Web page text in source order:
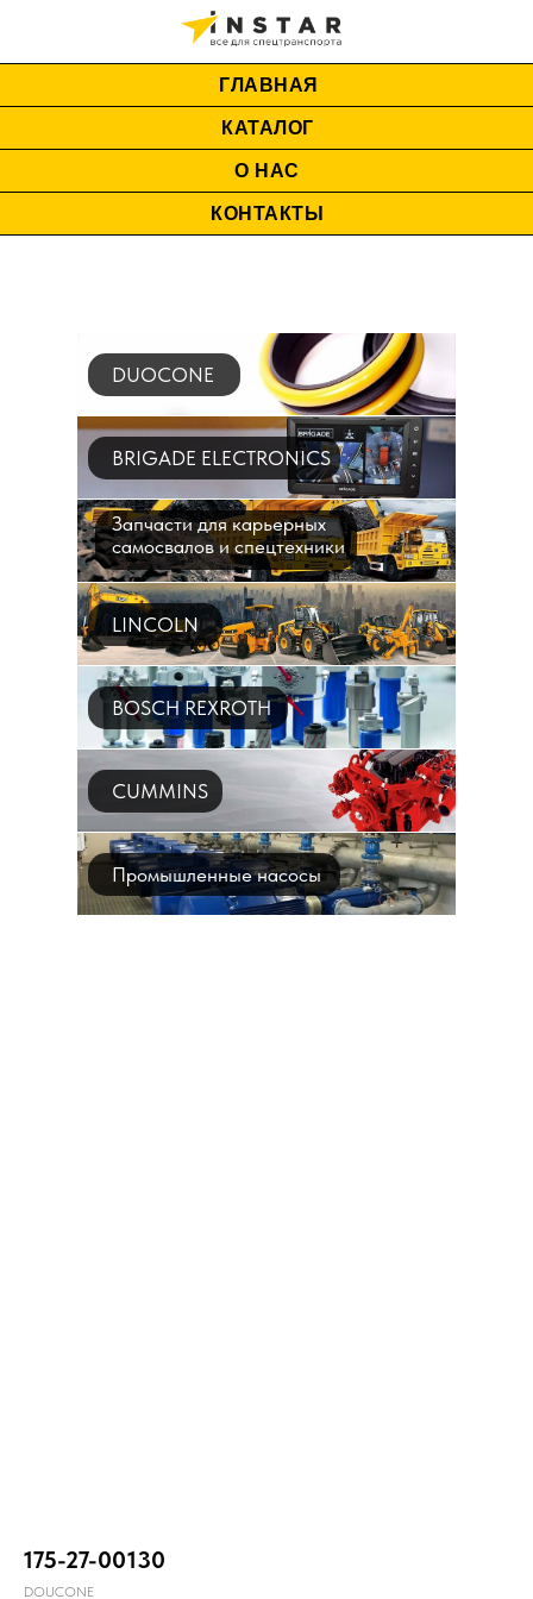
ГЛАВНАЯ
КАТАЛОГ
О НАС
КОНТАКТЫ
DUOCONE
BRIGADE ELECTRONICS
Запчасти для карьерных
самосвалов и спецтехники
LINCOLN
BOSCH REXROTH
CUMMINS
Промышленные насосы
175-27-00130
DOUCONE